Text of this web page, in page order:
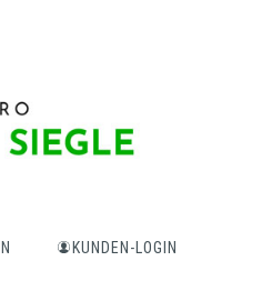
KUNDEN-LOGIN wider